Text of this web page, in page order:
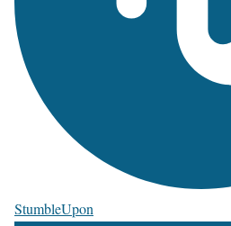
StumbleUpon